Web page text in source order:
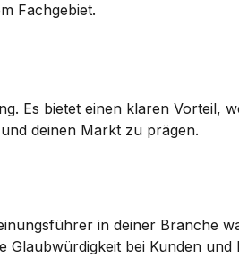
Fachgebiet.
Es bietet einen klaren Vorteil,
deinen Markt zu prägen.
in deiner Branche
Glaubwürdigkeit bei Kunden und